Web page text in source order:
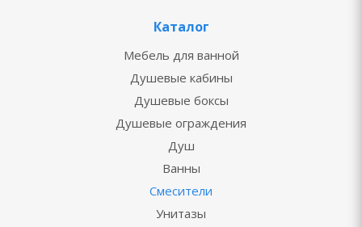
Каталог
Мебель для ванной
Душевые кабины
Душевые боксы
Душевые ограждения
Душ
Ванны
Смесители
Унитазы